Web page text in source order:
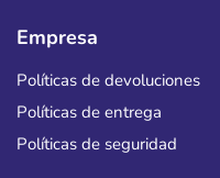
Empresa
Políticas de devoluciones
Políticas de entrega
Políticas de seguridad